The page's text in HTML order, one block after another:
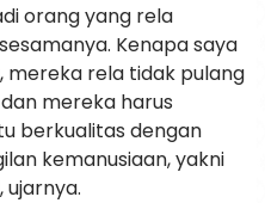
orang yang rela
Kenapa saya
mereka rela tidak pulang
mereka harus
berkualitas dengan
kemanusiaan, yakni
ujarnya.